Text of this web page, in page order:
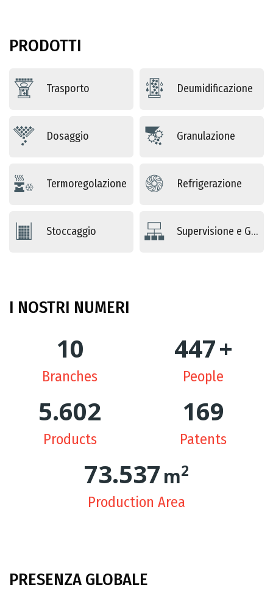
PRODOTTI
Trasporto Deumidificazione
Dosaggio Granulazione
Termoregolazione Refrigerazione
Stoccaggio Supervisione e Gestione
I NOSTRI NUMERI
10
Branches
449+
People
5.631
Products
170
Patents
74.362m2
Production Area
PRESENZA GLOBALE